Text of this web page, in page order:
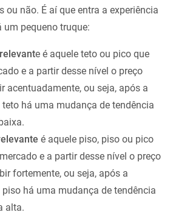
ou não. É aí que entra a experiência
um pequeno truque:
e é aquele teto ou pico que
e a partir desse nível o preço
acentuadamente, ou seja, após a
há uma mudança de tendência
é aquele piso, piso ou pico
e a partir desse nível o preço
fortemente, ou seja, após a
há uma mudança de tendência
alta.